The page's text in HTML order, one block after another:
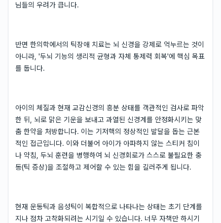
님들의 우려가 큽니다.
반면 한의학에서의 틱장애 치료는 뇌 신경을 강제로 억누르는 것이
아니라, '두뇌 기능의 생리적 균형과 자체 통제력 회복'에 핵심 목표
를 둡니다.
아이의 체질과 현재 교감신경의 흥분 상태를 객관적인 검사로 파악
한 뒤, 뇌로 맑은 기운을 보내고 과열된 신경계를 안정화시키는 맞
춤 한약을 처방합니다. 이는 기저핵의 정상적인 발달을 돕는 근본
적인 접근입니다. 이와 더불어 아이가 아파하지 않는 스티커 침이
나 약침, 두뇌 훈련을 병행하여 뇌 신경회로가 스스로 불필요한 충
동(틱 증상)을 조절하고 제어할 수 있는 힘을 길러주게 됩니다.
현재 운동틱과 음성틱이 복합적으로 나타나는 상태는 초기 단계를
지나 점차 고착화되려는 시기일 수 있습니다. 너무 자책만 하시기